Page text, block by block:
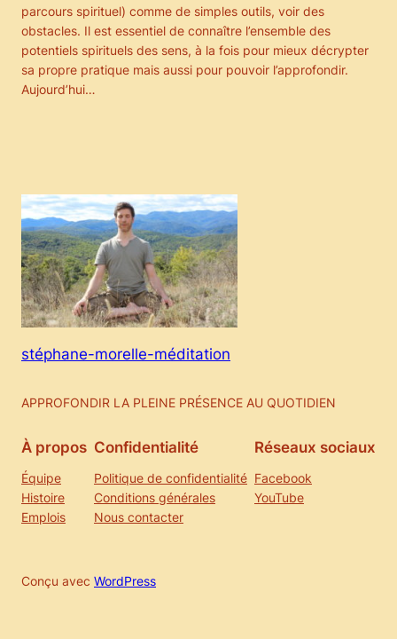
parcours spirituel) comme de simples outils, voir des
obstacles. Il est essentiel de connaître l’ensemble des
potentiels spirituels des sens, à la fois pour mieux décrypter
sa propre pratique mais aussi pour pouvoir l’approfondir.
Aujourd’hui…
stéphane-morelle-méditation
APPROFONDIR LA PLEINE PRÉSENCE AU QUOTIDIEN
À propos
Équipe
Histoire
Emplois
Confidentialité
Politique de confidentialité
Conditions générales
Nous contacter
Réseaux sociaux
Facebook
YouTube
Conçu avec WordPress